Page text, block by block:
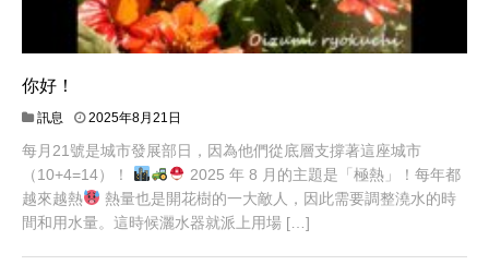
你好！
訊息 2025年8月21日
每月21號是城市發展部日，因為他們從底層支撐著這座城市
（10+4=14）！
2025 年 8 月的主題是「極熱」！每年都
越來越熱
熱量也是開花樹的一大敵人，因此需要調整澆水的時
間和用水量。這時候灑水器就派上用場 […]